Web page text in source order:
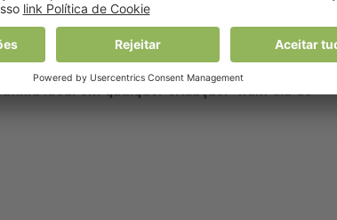
durante os meses de junho, julho e agosto. Esta
e Amadora para os benefícios do consumo de
ideal em qualquer situação: “num dia de